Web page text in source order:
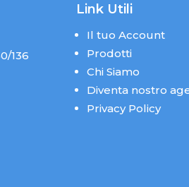
136
Link Utili
Il tuo Account
Prodotti
Chi Siamo
Diventa nostro
Privacy Policy